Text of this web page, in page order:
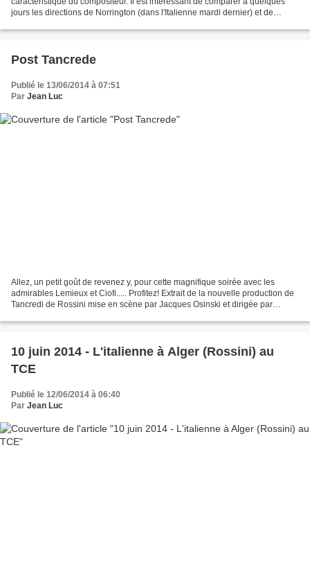
jours les directions de Norrington (dans l'Italienne mardi dernier) et de
Post Tancrede
Publié le 13/06/2014 à 07:51
Par Jean Luc
Allez, un petit goût de revenez y, pour cette magnifique soirée avec les
admirables Lemieux et Ciofi..... Profitez! Extrait de la nouvelle production de
Tancredi de Rossini mise en scène par Jacques Osinski et dirigée par
10 juin 2014 - L'italienne à Alger (Rossini) au
TCE
Publié le 12/06/2014 à 06:40
Par Jean Luc